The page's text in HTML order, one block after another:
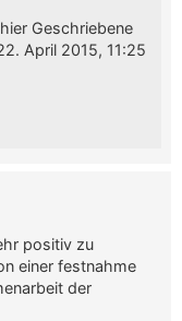
Geschriebene
April 2015, 11:25
positiv zu
einer festnahme
der